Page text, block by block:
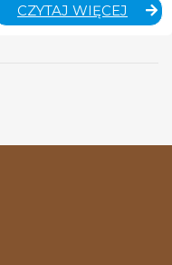
CZYTAJ WIĘCEJ